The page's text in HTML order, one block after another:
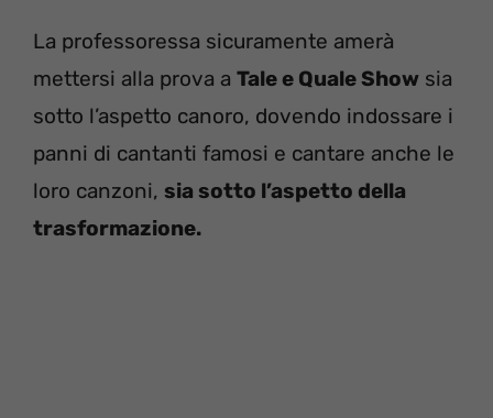
La professoressa sicuramente amerà
mettersi alla prova a Tale e Quale Show sia
sotto l’aspetto canoro, dovendo indossare i
panni di cantanti famosi e cantare anche le
loro canzoni, sia sotto l’aspetto della
trasformazione.